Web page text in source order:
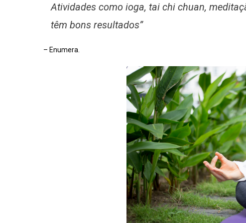
Atividades como ioga, tai chi chuan,
têm bons resultados”
– Enumera.